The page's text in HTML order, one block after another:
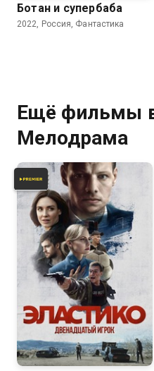
Ботан и супербаба
2022, Россия, Фантастика
Ещё фильмы
Мелодрама